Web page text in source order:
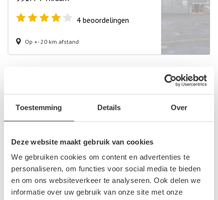
Toestemming Details Over
Deze website maakt gebruik van cookies
We gebruiken cookies om content en advertenties te
personaliseren, om functies voor social media te bieden
en om ons websiteverkeer te analyseren. Ook delen we
informatie over uw gebruik van onze site met onze
4 beoordelingen
Op +- 20 km afstand
Beerta
Delfzijl
Doezum
Grootegast
Kiel-Windeweer